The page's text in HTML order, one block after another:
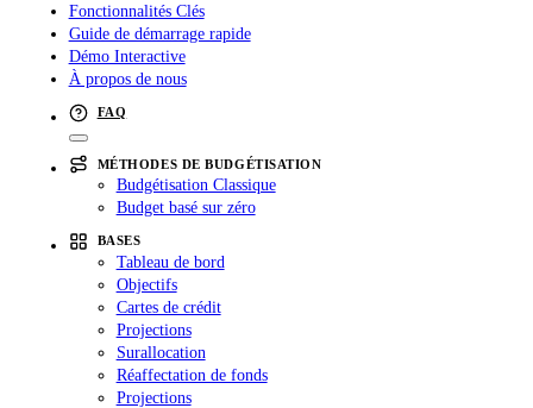
Fonctionnalités Clés
Guide de démarrage rapide
Démo Interactive
À propos de nous
FAQ
MÉTHODES DE BUDGÉTISATION
Budgétisation Classique
Budget basé sur zéro
BASES
Tableau de bord
Objectifs
Cartes de crédit
Projections
Surallocation
Réaffectation de fonds
Projections